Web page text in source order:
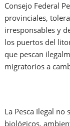
Consejo Federal
provinciales,
irresponsables y
los puertos del
que pescan
migratorios a
La Pesca Ilegal
biológicos,